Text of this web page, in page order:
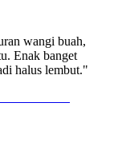
wangi buah,
Enak banget
halus lembut."